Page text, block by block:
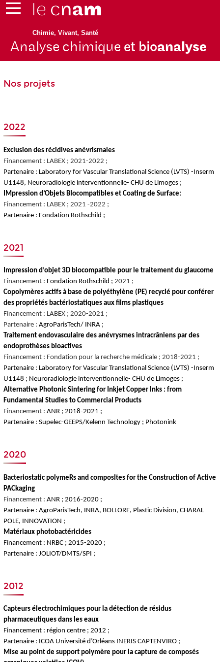
Chimie, Vivant, Santé
Analyse chimique et bioanalyse
Nos projets
2022
Exclusion des récidives anévrismales
Financement : LABEX ; 2021-2022 ;
Partenaire : Laboratory for Vascular Translational Science (LVTS) -Inserm
U1148, Neuroradiologie interventionnelle- CHU de Limoges ;
IMpression d’Objets BIocompatibles et Coating de Surface:
Financement : LABEX ; 2021 -2022 ;
Partenaire : Fondation Rothschild ;
2021
Impression d’objet 3D biocompatible pour le traitement du glaucome
Financement : Fondation Rothschild ; 2021 ;
Copolymères actifs à base de polyéthylène (PE) recyclé pour conférer
des propriétés bactériostatiques aux films plastiques
Financement : LABEX ; 2020-2021 ;
Partenaire : AgroParisTech/ INRA ;
Traitement endovasculaire des anévrysmes intracrâniens par des
endoprothèses bioactives
Financement : Fondation pour la recherche médicale ; 2018-2021 ;
Partenaire : Laboratory for Vascular Translational Science (LVTS) -Inserm
U1148 ; Neuroradiologie interventionnelle- CHU de Limoges ;
Alternative Photonic Sintering for Inkjet Copper Inks : from
Fundamental Studies to Commercial Products
Financement : ANR ; 2018-2021 ;
Partenaire : Supelec-GEEPS/Kelenn Technology ; Photonink
2020
Bacteriostatic polymeRs and composItes for the Construction of Active
PACkaging
Financement : ANR ; 2016-2020 ;
Partenaire : AgroParisTech, INRA, BOLLORE, Plastic Division, CHARAL
POLE, INNOVATION ;
Matériaux photobactéricides
Financement : NRBC ; 2015-2020 ;
Partenaire : JOLIOT/DMTS/SPI ;
2012
Capteurs électrochimiques pour la détection de résidus
pharmaceutiques dans les eaux
Financement : région centre ; 2012 ;
Partenaire : ICOA Université d’Orléans INERIS CAPTENVIRO ;
Mise au point de support polymère pour la capture de composés